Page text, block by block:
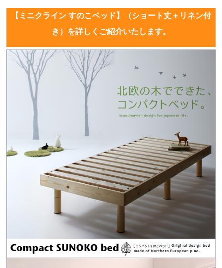
【ミニクライン すのこベッド】（ショート丈＋リネン付
き）を詳しくご紹介いたします。